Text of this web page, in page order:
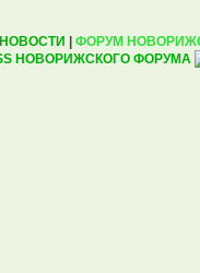
НОВОСТИ ФОРУМ